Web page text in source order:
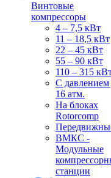
Винтовые
компрессоры
4 – 7,5 кВт
11 – 18,5 кВт
22 – 45 кВт
55 – 90 кВт
110 – 315
С давлением
16 атм.
На блоках
Rotorcomp
ВМКС -
Модульные
станции